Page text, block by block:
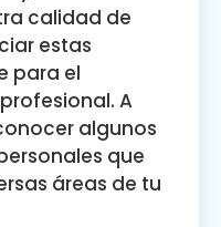
calidad de
estas
para el
A
algunos
que
áreas de tu